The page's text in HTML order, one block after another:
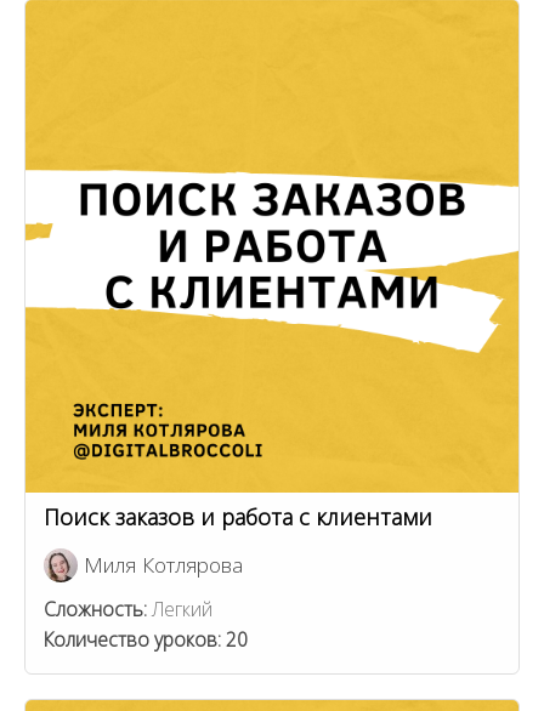
Поиск заказов и работа с клиентами
Миля Котлярова
Сложность:Легкий
Количество уроков:20